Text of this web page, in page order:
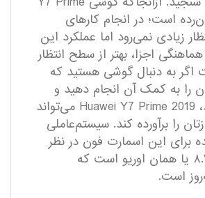
است؛ در انجام کارهای
زیادی نمی‌رود اما عملکرد این
اجزا، بهتر از سطح انتظار
به دنبال گوشی هستید که
را به کمک آن انجام دهید و
گهگاه بازی کنید، Huawei Y7 Prime 2019 می‌تواند
را برآورده کند. سیستم‌عاملی
برای این اسمارت فون در نظر
گرفته، اندروید ۸.۱ یا همان اوریو است که
است.